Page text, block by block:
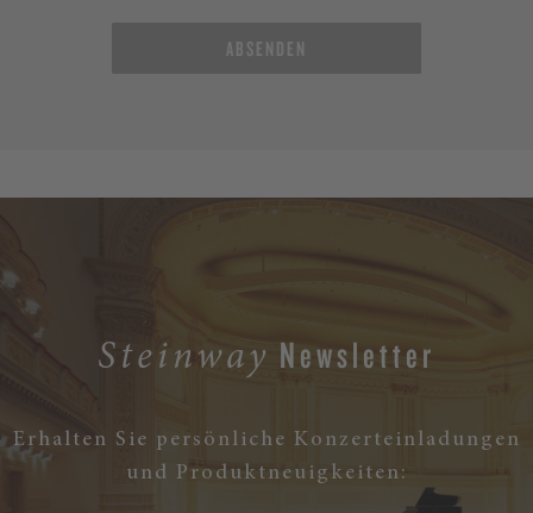
ABSENDEN
Steinway Newsletter
Erhalten Sie persönliche Konzerteinladungen
und Produktneuigkeiten: